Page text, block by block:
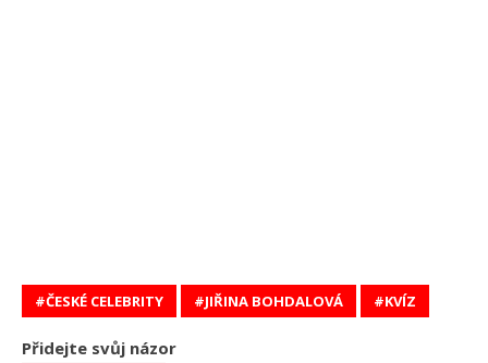
ČESKÉ CELEBRITY JIŘINA BOHDALOVÁ KVÍZ
Přidejte svůj názor